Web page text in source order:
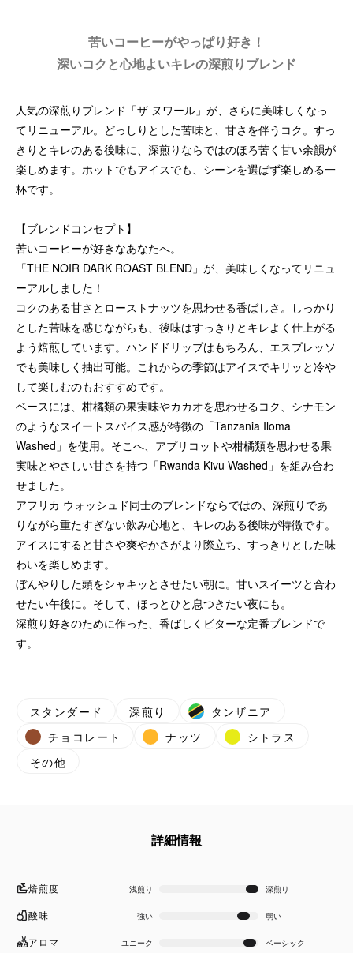
苦いコーヒーがやっぱり好き！
深いコクと心地よいキレの深煎りブレンド
人気の深煎りブレンド「ザ ヌワール」が、さらに美味しくなっ
てリニューアル。どっしりとした苦味と、甘さを伴うコク。すっ
きりとキレのある後味に、深煎りならではのほろ苦く甘い余韻が
楽しめます。ホットでもアイスでも、シーンを選ばず楽しめる一
杯です。
【ブレンドコンセプト】
苦いコーヒーが好きなあなたへ。
「THE NOIR DARK ROAST BLEND」が、美味しくなってリニュ
ーアルしました！
コクのある甘さとローストナッツを思わせる香ばしさ。しっかり
とした苦味を感じながらも、後味はすっきりとキレよく仕上がる
よう焙煎しています。ハンドドリップはもちろん、エスプレッソ
でも美味しく抽出可能。これからの季節はアイスでキリッと冷や
して楽しむのもおすすめです。
ベースには、柑橘類の果実味やカカオを思わせるコク、シナモン
のようなスイートスパイス感が特徴の「Tanzania Iloma
Washed」を使用。そこへ、アプリコットや柑橘類を思わせる果
実味とやさしい甘さを持つ「Rwanda Kivu Washed」を組み合わ
せました。
アフリカ ウォッシュド同士のブレンドならではの、深煎りであ
りながら重たすぎない飲み心地と、キレのある後味が特徴です。
アイスにすると甘さや爽やかさがより際立ち、すっきりとした味
わいを楽しめます。
ぼんやりした頭をシャキッとさせたい朝に。甘いスイーツと合わ
せたい午後に。そして、ほっとひと息つきたい夜にも。
深煎り好きのために作った、香ばしくビターな定番ブレンドで
す。
スタンダード 深煎り
タンザニア
チョコレート
ナッツ
シトラス
その他
詳細情報
焙煎度 浅煎り 深煎り
酸味 強い 弱い
アロマ ユニーク ベーシック